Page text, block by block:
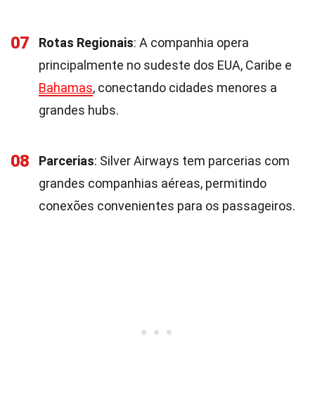
07 Rotas Regionais: A companhia opera
principalmente no sudeste dos EUA, Caribe e
Bahamas, conectando cidades menores a
grandes hubs.
08 Parcerias: Silver Airways tem parcerias com
grandes companhias aéreas, permitindo
conexões convenientes para os passageiros.